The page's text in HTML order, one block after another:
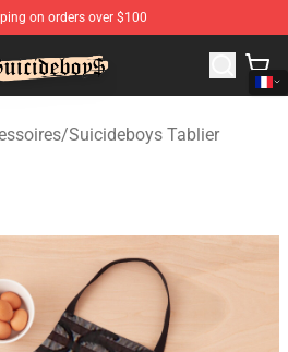
on orders over $100
Official $uicideboy$ Merchandise
/Suicideboys Tablier